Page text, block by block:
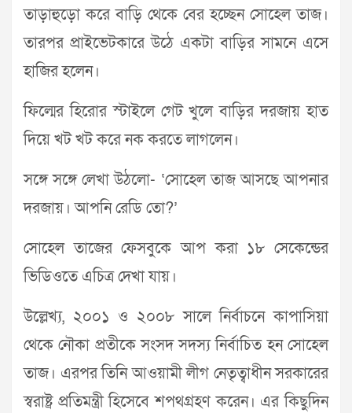
তাড়াহুড়ো করে বাড়ি থেকে বের হচ্ছেন সোহেল তাজ।
তারপর প্রাইভেটকারে উঠে একটা বাড়ির সামনে এসে
হাজির হলেন।
ফিল্মের হিরোর স্টাইলে গেট খুলে বাড়ির দরজায় হাত
দিয়ে খট খট করে নক করতে লাগলেন।
সঙ্গে সঙ্গে লেখা উঠলো- ‘সোহেল তাজ আসছে আপনার
দরজায়। আপনি রেডি তো?’
সোহেল তাজের ফেসবুকে আপ করা ১৮ সেকেন্ডের
ভিডিওতে এচিত্র দেখা যায়।
উল্লেখ্য, ২০০১ ও ২০০৮ সালে নির্বাচনে কাপাসিয়া
থেকে নৌকা প্রতীকে সংসদ সদস্য নির্বাচিত হন সোহেল
তাজ। এরপর তিনি আওয়ামী লীগ নেতৃত্বাধীন সরকারের
স্বরাষ্ট্র প্রতিমন্ত্রী হিসেবে শপথগ্রহণ করেন। এর কিছুদিন